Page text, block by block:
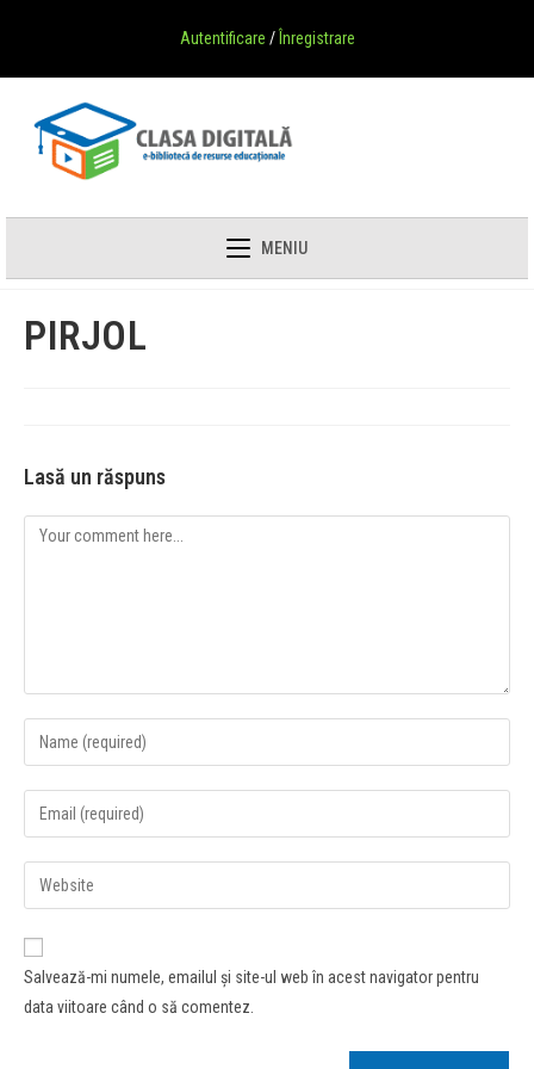
Autentificare / Înregistrare
MENIU
PIRJOL
Lasă un răspuns
Salvează-mi numele, emailul și site-ul web în acest navigator pentru
data viitoare când o să comentez.